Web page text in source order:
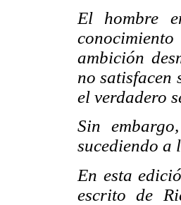
El hombre
ambición
no satisfacen
el verdadero
Sin
sucediendo a
En esta
escrito de